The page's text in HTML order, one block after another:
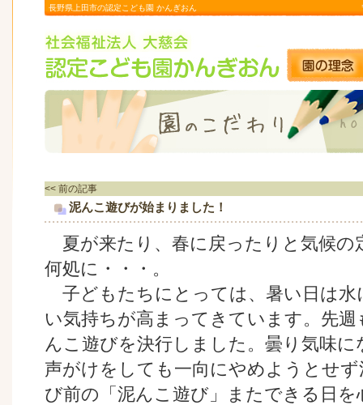
長野県上田市の認定こども園 かんぎおん
<< 前の記事
泥んこ遊びが始まりました！
夏が来たり、春に戻ったりと気候の
何処に・・・。
子どもたちにとっては、暑い日は水
い気持ちが高まってきています。先
んこ遊びを決行しました。曇り気味
声がけをしても一向にやめようとせ
び前の「泥んこ遊び」またできる日